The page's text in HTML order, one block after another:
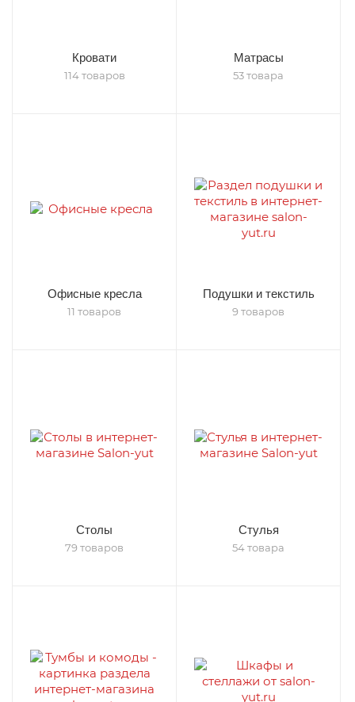
Кровати
114 товаров
Матрасы
53 товара
Офисные кресла
11 товаров
Подушки и текстиль
9 товаров
Столы
79 товаров
Стулья
54 товара